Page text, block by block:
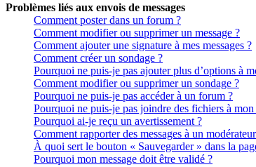
Problèmes liés aux envois de messages
Comment poster dans un forum ?
Comment modifier ou supprimer un message ?
Comment ajouter une signature à mes messages ?
Comment créer un sondage ?
Pourquoi ne puis-je pas ajouter plus d’options à
Comment modifier ou supprimer un sondage ?
Pourquoi ne puis-je pas accéder à un forum ?
Pourquoi ne puis-je pas joindre des fichiers à mon
Pourquoi ai-je reçu un avertissement ?
Comment rapporter des messages à un
À quoi sert le bouton « Sauvegarder » dans la
Pourquoi mon message doit être validé ?